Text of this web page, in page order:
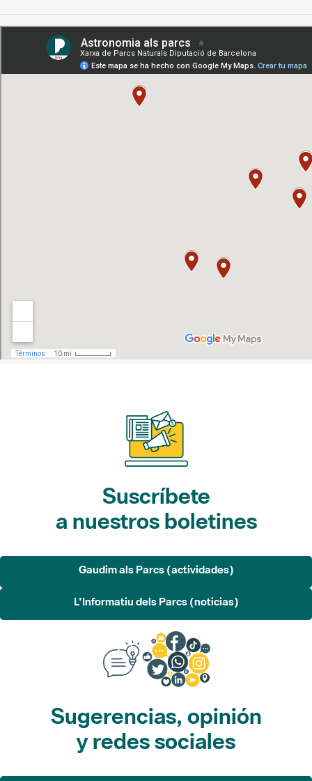
Suscríbete
a nuestros boletines
Gaudim als Parcs (actividades)
L'Informatiu dels Parcs (noticias)
Sugerencias, opinión
y redes sociales